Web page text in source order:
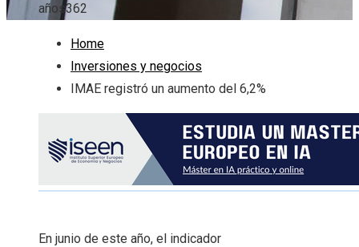
años362
Home
Inversiones y negocios
IMAE registró un aumento del 6,2%
En junio de este año, el indicador